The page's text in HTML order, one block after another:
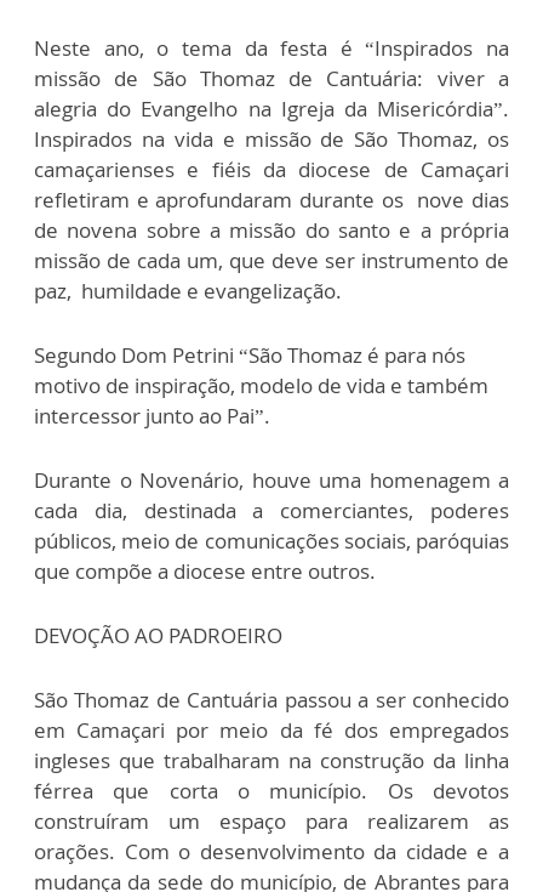
Neste ano, o tema da festa é “Inspirados na
missão de São Thomaz de Cantuária: viver a
alegria do Evangelho na Igreja da Misericórdia”.
Inspirados na vida e missão de São Thomaz, os
camaçarienses e fiéis da diocese de Camaçari
refletiram e aprofundaram durante os nove dias
de novena sobre a missão do santo e a própria
missão de cada um, que deve ser instrumento de
paz, humildade e evangelização.
Segundo Dom Petrini “São Thomaz é para nós
motivo de inspiração, modelo de vida e também
intercessor junto ao Pai”.
Durante o Novenário, houve uma homenagem a
cada dia, destinada a comerciantes, poderes
públicos, meio de comunicações sociais, paróquias
que compõe a diocese entre outros.
DEVOÇÃO AO PADROEIRO
São Thomaz de Cantuária passou a ser conhecido
em Camaçari por meio da fé dos empregados
ingleses que trabalharam na construção da linha
férrea que corta o município. Os devotos
construíram um espaço para realizarem as
orações. Com o desenvolvimento da cidade e a
mudança da sede do município, de Abrantes para